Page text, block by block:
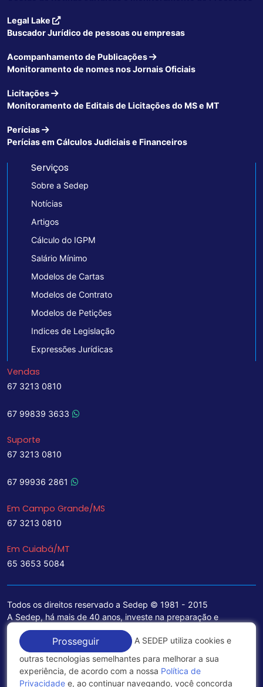
Legal Lake
Buscador Jurídico de pessoas ou empresas
Acompanhamento de Publicações
Monitoramento de nomes nos Jornais Oficiais
Licitações
Monitoramento de Editais de Licitações do MS e MT
Perícias
Perícias em Cálculos Judiciais e Financeiros
Serviços
Sobre a Sedep
Notícias
Artigos
Cálculo do IGPM
Salário Mínimo
Modelos de Cartas
Modelos de Contrato
Modelos de Petições
Indices de Legislação
Expressões Jurídicas
Vendas
67 3213 0810
67 99839 3633
Suporte
67 3213 0810
67 99936 2861
Em Campo Grande/MS
67 3213 0810
Em Cuiabá/MT
65 3653 5084
Todos os direitos reservado a Sedep © 1981 - 2015
A Sedep, há mais de 40 anos, investe na preparação e
treinamento de funcionários e na aquisição de tecnologia de
ponta para a ampliação de seu portfólio de serviços voltados
para a área jurídica, que contemplam informações seguras e
excelentes soluções empresariais.
Prosseguir
A SEDEP utiliza cookies e
outras tecnologias semelhantes para melhorar a sua
experiência, de acordo com a nossa Política de
Privacidade e, ao continuar navegando, você concorda